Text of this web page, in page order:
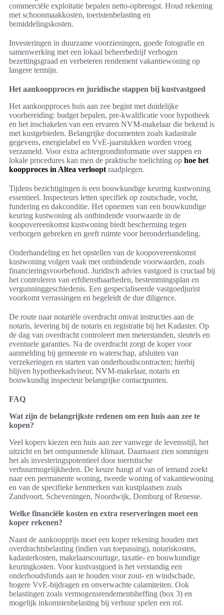
commerciële exploitatie bepalen netto-opbrengst. Houd rekening
met schoonmaakkosten, toeristenbelasting en
bemiddelingskosten.
Investeringen in duurzame voorzieningen, goede fotografie en
samenwerking met een lokaal beheerbedrijf verhogen
bezettingsgraad en verbeteren rendement vakantiewoning op
langere termijn.
Het aankoopproces en juridische stappen bij kustvastgoed
Het aankoopproces huis aan zee begint met duidelijke
voorbereiding: budget bepalen, pre-kwalificatie voor hypotheek
en het inschakelen van een ervaren NVM-makelaar die bekend is
met kustgebieden. Belangrijke documenten zoals kadastrale
gegevens, energielabel en VvE-jaarstukken worden vroeg
verzameld. Voor extra achtergrondinformatie over stappen en
lokale procedures kan men de praktische toelichting op hoe het
koopproces in Altea verloopt raadplegen.
Tijdens bezichtigingen is een bouwkundige keuring kustwoning
essentieel. Inspecteurs letten specifiek op zoutschade, vocht,
fundering en dakconditie. Het opnemen van een bouwkundige
keuring kustwoning als ontbindende voorwaarde in de
koopovereenkomst kustwoning biedt bescherming tegen
verborgen gebreken en geeft ruimte voor heronderhandeling.
Onderhandeling en het opstellen van de koopovereenkomst
kustwoning volgen vaak met ontbindende voorwaarden, zoals
financieringsvoorbehoud. Juridisch advies vastgoed is cruciaal bij
het controleren van erfdienstbaarheden, bestemmingsplan en
vergunninggeschiedenis. Een gespecialiseerde vastgoedjurist
voorkomt verrassingen en begeleidt de due diligence.
De route naar notariële overdracht omvat instructies aan de
notaris, levering bij de notaris en registratie bij het Kadaster. Op
de dag van overdracht controleert men meterstanden, sleutels en
eventuele garanties. Na de overdracht zorgt de koper voor
aanmelding bij gemeente en waterschap, afsluiten van
verzekeringen en starten van onderhoudscontracten; hierbij
blijven hypotheekadviseur, NVM-makelaar, notaris en
bouwkundig inspecteur belangrijke contactpunten.
FAQ
Wat zijn de belangrijkste redenen om een huis aan zee te
kopen?
Veel kopers kiezen een huis aan zee vanwege de levensstijl, het
uitzicht en het ontspannende klimaat. Daarnaast zien sommigen
het als investeringspotentieel door toeristische
verhuurmogelijkheden. De keuze hangt af van of iemand zoekt
naar een permanente woning, tweede woning of vakantiewoning
en van de specifieke kenmerken van kustplaatsen zoals
Zandvoort, Scheveningen, Noordwijk, Domburg of Renesse.
Welke financiële kosten en extra reserveringen moet een
koper rekenen?
Naast de aankoopprijs moet een koper rekening houden met
overdrachtsbelasting (indien van toepassing), notariskosten,
kadasterkosten, makelaarscourtage, taxatie- en bouwkundige
keuringkosten. Voor kustvastgoed is het verstandig een
onderhoudsfonds aan te houden voor zout- en windschade,
hogere VvE-bijdragen en onverwachte calamiteiten. Ook
belastingen zoals vermogensrendementsheffing (box 3) en
mogelijk inkomstenbelasting bij verhuur spelen een rol.